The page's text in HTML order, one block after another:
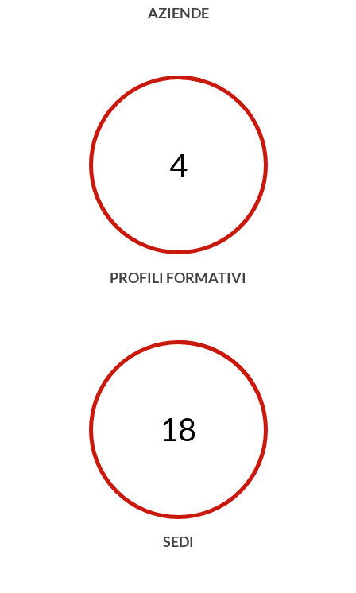
AZIENDE
4
PROFILI FORMATIVI
18
SEDI